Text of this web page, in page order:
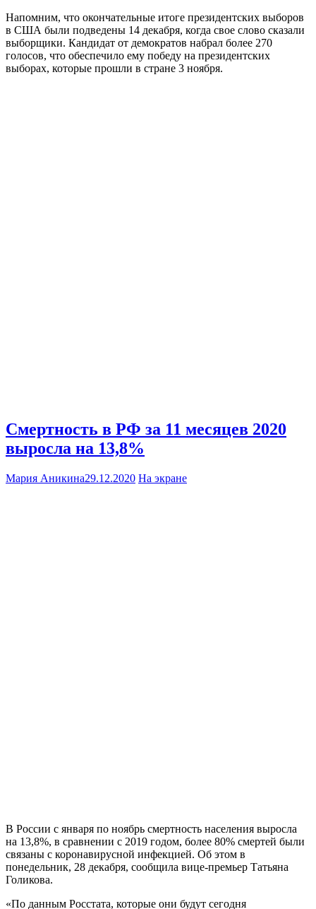
Напомним, что окончательные итоге президентских выборов
в США были подведены 14 декабря, когда свое слово сказали
выборщики. Кандидат от демократов набрал более 270
голосов, что обеспечило ему победу на президентских
выборах, которые прошли в стране 3 ноября.
Смертность в РФ за 11 месяцев 2020
выросла на 13,8%
Мария Аникина29.12.2020 На экране
В России с января по ноябрь смертность населения выросла
на 13,8%, в сравнении с 2019 годом, более 80% смертей были
связаны с коронавирусной инфекцией. Об этом в
понедельник, 28 декабря, сообщила вице-премьер Татьяна
Голикова.
«По данным Росстата, которые они будут сегодня